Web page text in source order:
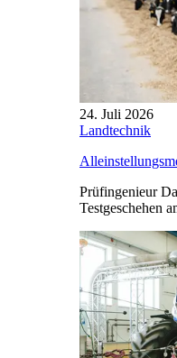
24. Juli 2026
Landtechnik
Prüfingenieur
Testgeschehen